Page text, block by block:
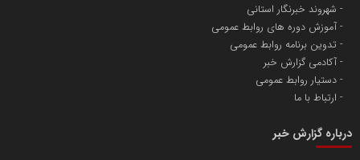
پایگاه اطلاع رسانی اعتلای نهادهای مردمی
مسعودصادقی
شهروند خبرنگار استانی
آموزش دوره های روابط عمومی
تدوین برنامه روابط عمومی
آکادمی گزارش خبر
دستیار روابط عمومی
ارتباط با ما
درباره گزارش خبر